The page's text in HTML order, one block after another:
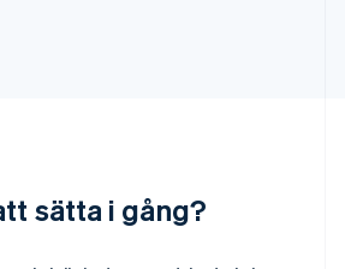
sätta i gång?